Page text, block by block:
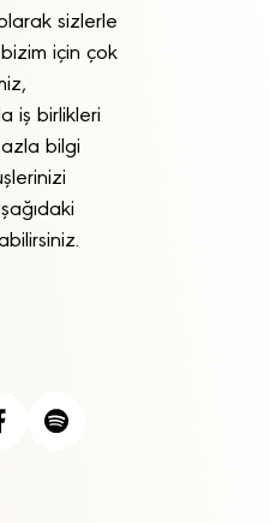
sizlerle
için çok
iş birlikleri
bilgi